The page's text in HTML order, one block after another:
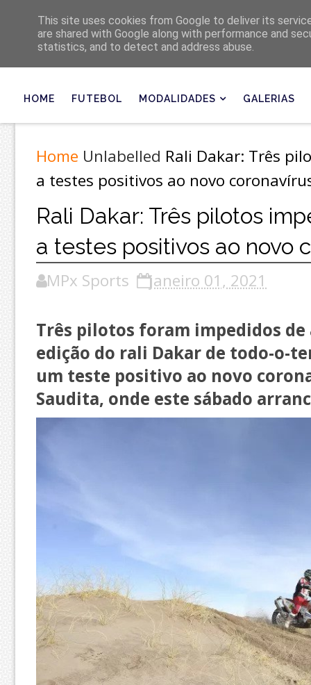
Últimas
HOME FUTEBOL MODALIDADES GALERIAS
Home Unlabelled Rali Dakar: Três
a testes positivos ao novo
Rali Dakar: Três pilotos
a testes positivos ao novo
MPx Sports janeiro 01, 2021
Três pilotos foram impedidos de
edição do rali Dakar de todo-o-
um teste positivo ao novo
Saudita, onde este sábado
This site uses cookies from Google to deliver its
are shared with Google along with performance and
statistics, and to detect and address abuse.